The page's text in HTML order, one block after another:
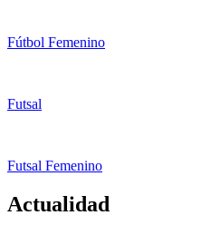
Fútbol Femenino
Futsal
Futsal Femenino
Actualidad